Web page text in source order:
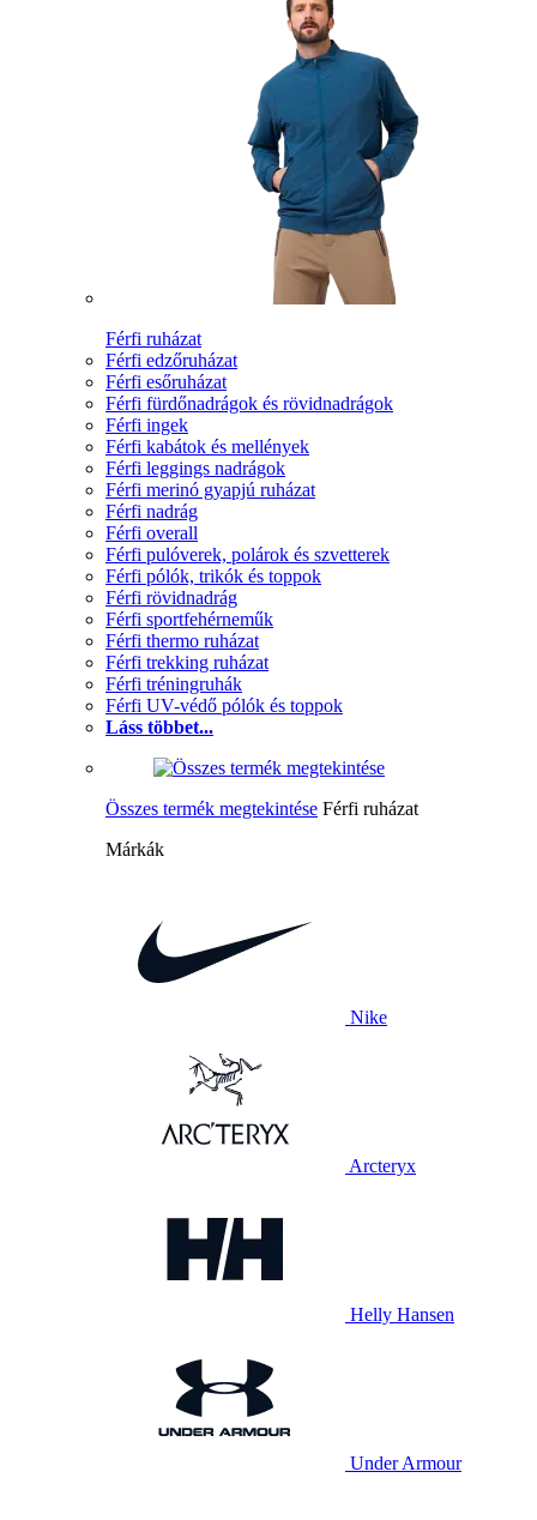
Férfi ruházat
Férfi edzőruházat
Férfi esőruházat
Férfi fürdőnadrágok és rövidnadrágok
Férfi ingek
Férfi kabátok és mellények
Férfi leggings nadrágok
Férfi merinó gyapjú ruházat
Férfi nadrág
Férfi overall
Férfi pulóverek, polárok és szvetterek
Férfi pólók, trikók és toppok
Férfi rövidnadrág
Férfi sportfehérneműk
Férfi thermo ruházat
Férfi trekking ruházat
Férfi tréningruhák
Férfi UV-védő pólók és toppok
Láss többet...
Összes termék megtekintése Férfi ruházat
Márkák
Nike
Arcteryx
Helly Hansen
Under Armour